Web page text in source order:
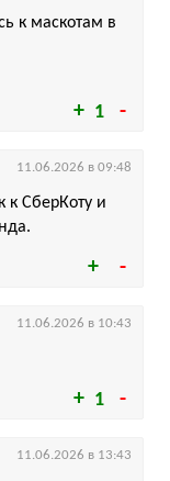
1
к маскотам в
к СберКоту и
11.06.2026 в 09:48
1
11.06.2026 в 10:43
11.06.2026 в 13:43